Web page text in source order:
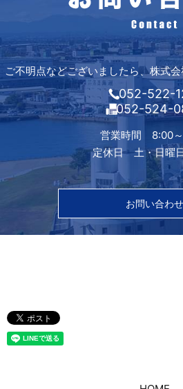
ご不明点などございましたら、株式
052-522-
052-524-
営業時間 8:00
定休日 土・日曜
お問い合わせ